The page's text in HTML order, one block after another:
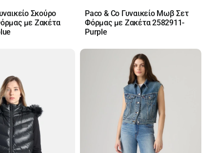
Σκούρο
με Ζακέτα
Paco & Co Γυναικείο Μωβ Σετ
Φόρμας με Ζακέτα 2582911-
Purple